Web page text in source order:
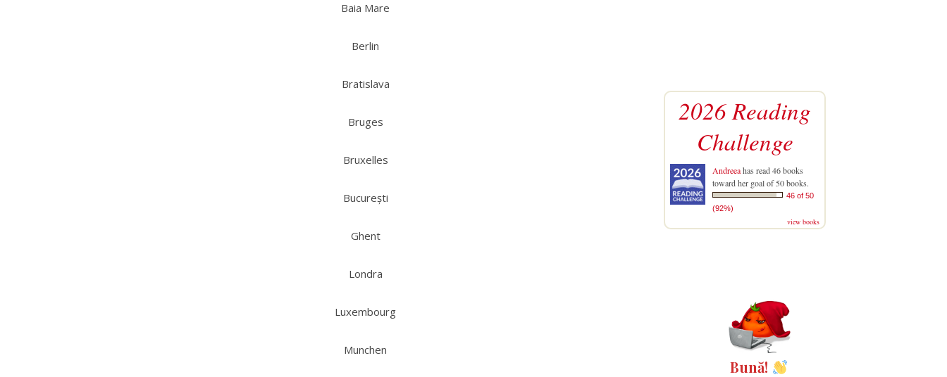
Baia Mare
Berlin
Bratislava
Bruges
Bruxelles
București
Ghent
Londra
Luxembourg
Munchen
2026 Reading
Challenge
Andreeahas read 46 books
toward her goal of 50 books.
46 of 50
(92%)
view books
Bună!